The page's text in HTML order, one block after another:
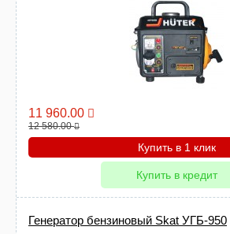
11 960.00
12 580.00
Купить в 1 клик
Купить в кредит
Генератор бензиновый Skat УГБ-950